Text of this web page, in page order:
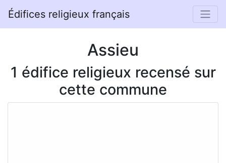
Édifices religieux français
Assieu
1 édifice religieux recensé sur
cette commune